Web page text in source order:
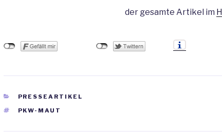
der gesamte Artikel im
KATEGORIEN
PRESSEARTIKEL
SCHLAGWÖRTER
PKW-MAUT